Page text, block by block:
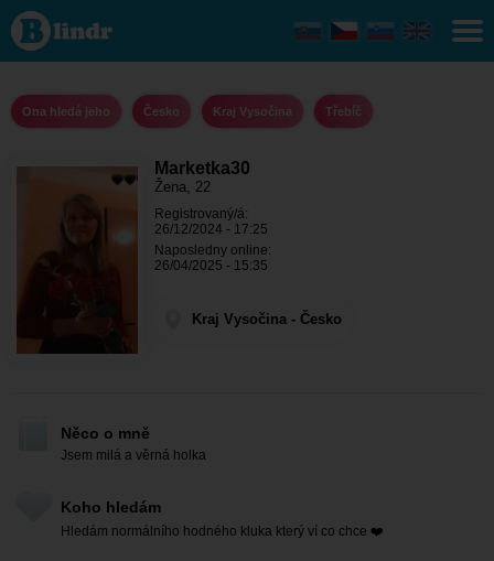
Marketka30
- Ona
hledá jeho
Kraj
Třebíč
Ona hledá jeho Česko Kraj Vysočina Třebíč
Marketka30
Žena, 22
Registrovaný/á:
26/12/2024 - 17:25
Naposledny online:
26/04/2025 - 15:35
Kraj Vysočina - Česko
Něco o mně
Jsem milá a věrná holka
Koho hledám
Hledám normálního hodného kluka který ví co chce ❤️